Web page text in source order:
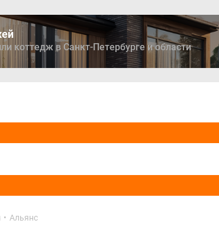
коттедж в Санкт-Петербурге и области
• Альянс